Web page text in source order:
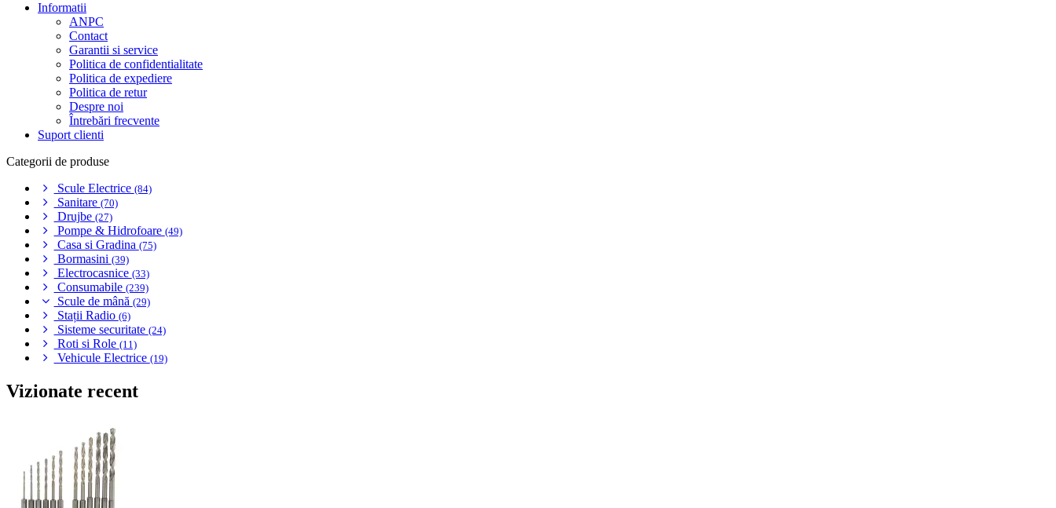
Informatii
ANPC
Contact
Garantii si service
Politica de confidentialitate
Politica de expediere
Politica de retur
Despre noi
Întrebări frecvente
Suport clienti
Categorii de produse
Scule Electrice (84)
Sanitare (70)
Drujbe (27)
Pompe & Hidrofoare (49)
Casa si Gradina (75)
Bormasini (39)
Electrocasnice (33)
Consumabile (239)
Scule de mână (29)
Stații Radio (6)
Sisteme securitate (24)
Roti si Role (11)
Vehicule Electrice (19)
Vizionate recent